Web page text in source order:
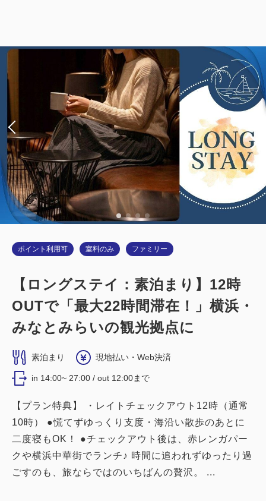
税・サービス料込
会員価格 24,420円
大人 名1
税・サービス料込
24,720円
14.00m 2 1~2名
ダブルサイズ / 幅131-150cm×1
Wi-Fiあり（無料）
詳細
税・サービス料込
禁煙ルーム
■横浜夜景View■カジュアルツイン：
禁煙
シングルサイズ / 幅90-130cm×2
Wi-Fiあり（無料）
ポイント利用可 室料のみ ファミリー
【ロングステイ：素泊まり】12時
OUTで「最大22時間滞在！」横浜・
みなとみらいの観光拠点に
素泊まり 現地払い・Web決済
in 14:00~ 27:00 / out 12:00まで
【プラン特典】 ・レイトチェックアウト12時（通常
10時） ●慌てずゆっくり支度・海沿い散歩のあとに
二度寝もOK！ ●チェックアウト後は、赤レンガパー
クや横浜中華街でランチ♪ 時間に追われずゆったり過
ごすのも、旅ならではのいちばんの贅沢。 ...